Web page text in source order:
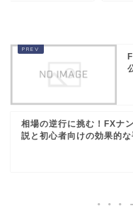
相場の逆行に挑む！FXナ
説と初心者向けの効果的な